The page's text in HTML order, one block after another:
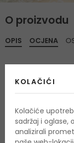
O proizvodu
OPIS OCJENA
Još nema
KOLAČIĆI
Kolačiće
sadržaj i oglase,
analizirali